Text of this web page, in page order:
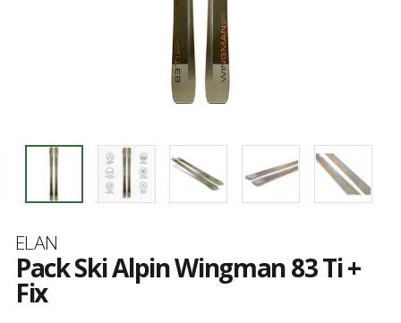
Marque
ELAN
Pack Ski Alpin Wingman 83 Ti +
Fix